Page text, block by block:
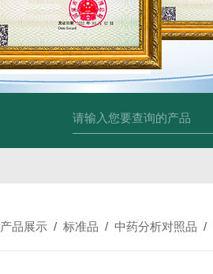
产品展示 /标准品 /中药分析对照品 /